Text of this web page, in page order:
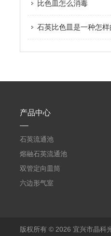
比色皿怎么消毒
产品中心
石英流通池
熔融石英流通池
双管定向皿筒
六边形气室
版权所有 © 2026 宜兴市晶科